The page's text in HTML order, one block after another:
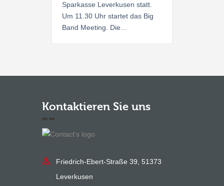
Sparkasse Leverkusen statt.
Um 11.30 Uhr startet das Big
Band Meeting. Die…
Kontaktieren Sie uns
Friedrich-Ebert-Straße 39, 51373
Leverkusen